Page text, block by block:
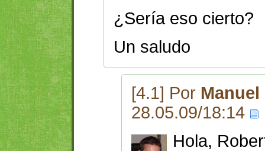
¿Sería eso cierto?
Un saludo
[4.1] Por
28.05.09/18:14
Hola,